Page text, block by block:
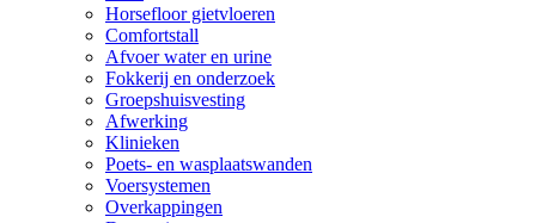
Horsefloor gietvloeren
Comfortstall
Afvoer water en urine
Fokkerij en onderzoek
Groepshuisvesting
Afwerking
Klinieken
Poets- en wasplaatswanden
Voersystemen
Overkappingen